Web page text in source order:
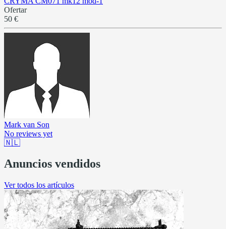
Ofertar
50 €
Mark van Son
No reviews yet
🇳🇱
Anuncios vendidos
Ver todos los artículos